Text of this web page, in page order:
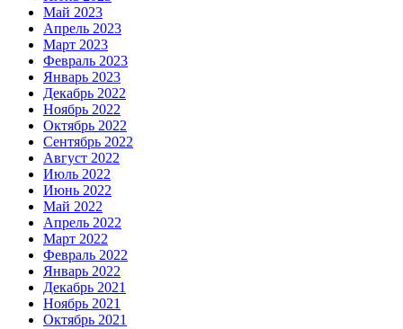
Май 2023
Апрель 2023
Март 2023
Февраль 2023
Январь 2023
Декабрь 2022
Ноябрь 2022
Октябрь 2022
Сентябрь 2022
Август 2022
Июль 2022
Июнь 2022
Май 2022
Апрель 2022
Март 2022
Февраль 2022
Январь 2022
Декабрь 2021
Ноябрь 2021
Октябрь 2021